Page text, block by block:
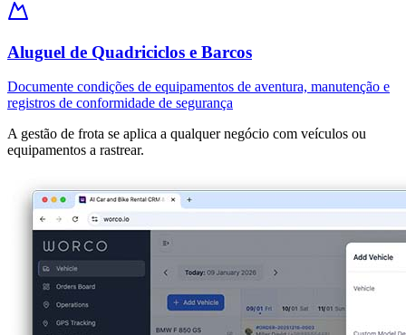
Aluguel de Quadriciclos e Barcos
Documente condições de equipamentos de aventura, manutenção e
registros de conformidade de segurança
A gestão de frota se aplica a qualquer negócio com veículos ou
equipamentos a rastrear.